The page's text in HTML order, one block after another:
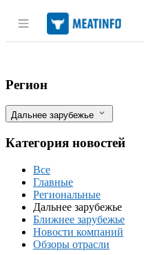
Раздел
Бразильское
Фильтры
Регион
Дальнее зарубежье
Категория новостей
Все
Главные
Региональные
Дальнее зарубежье
Ближнее зарубежье
Новости компаний
Обзоры отрасли